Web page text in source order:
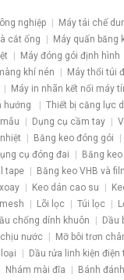
nghiệp Máy tái chế
cắt ống Máy quấn băng
Máy đóng gói định hình
khí nén Máy thổi túi
Máy in nhãn kết nối máy
hướng Thiết bị căng lực
Dụng cụ cầm tay
Băng keo đóng gói
cụ đóng đai Băng
tape Băng keo VHB và
Keo dán cao su
Lõi lọc Túi lọc
chống dính khuôn Dầu
nước Mỡ bôi trơn
Dầu rửa linh kiện điện
Nhám mài đĩa Bánh